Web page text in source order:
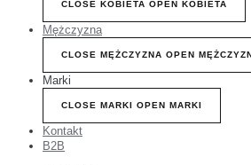
CLOSE KOBIETA OPEN KOBIETA
Mężczyzna
CLOSE MĘŻCZYZNA OPEN
Marki
CLOSE MARKI OPEN MARKI
Kontakt
B2B